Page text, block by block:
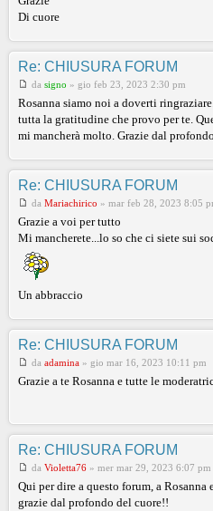
Di cuore
Re: CHIUSURA FORUM
da signo » gio feb 23, 2023 2:30 pm
Rosanna siamo noi a doverti
tutta la gratitudine che provo per te.
mi mancherà molto. Grazie dal
Re: CHIUSURA FORUM
da Mariachirico » mar feb 28, 2023 8:05
Grazie a voi per tutto
Mi mancherete...lo so che ci siete sui
Un abbraccio
Re: CHIUSURA FORUM
da adamina » gio mar 16, 2023 10:11 pm
Grazie a te Rosanna e tutte le
Re: CHIUSURA FORUM
da Violetta76 » mer mar 29, 2023 6:07 pm
Qui per dire a questo forum, a Rosanna
grazie dal profondo del cuore!!